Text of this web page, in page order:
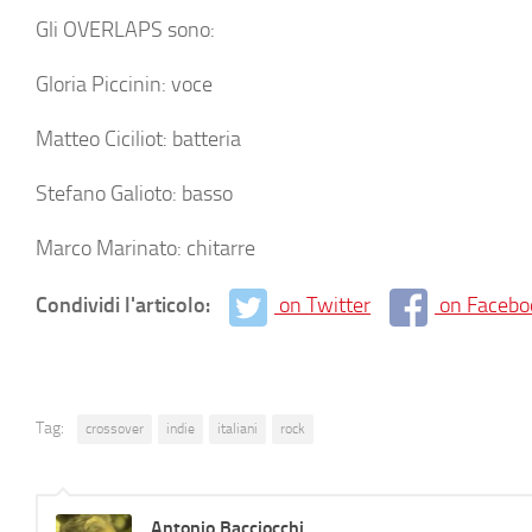
Gli OVERLAPS sono:
Gloria Piccinin: voce
Matteo Ciciliot: batteria
Stefano Galioto: basso
Marco Marinato: chitarre
Condividi l'articolo: on Twitter on
Tag: crossover indie italiani rock
Antonio Bacciocchi